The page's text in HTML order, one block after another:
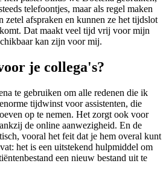
telefoontjes, maar als regel maken
zetel afspraken en kunnen ze het tijdslot
Dat maakt veel tijd vrij voor mijn
kan zijn voor mij.
je collega's?
te gebruiken om alle redenen die ik
tijdwinst voor assistenten, die
op te nemen. Het zorgt ook voor
de online aanwezigheid. En de
vooral het feit dat je hem overal kunt
het is een uitstekend hulpmiddel om
een nieuw bestand uit te